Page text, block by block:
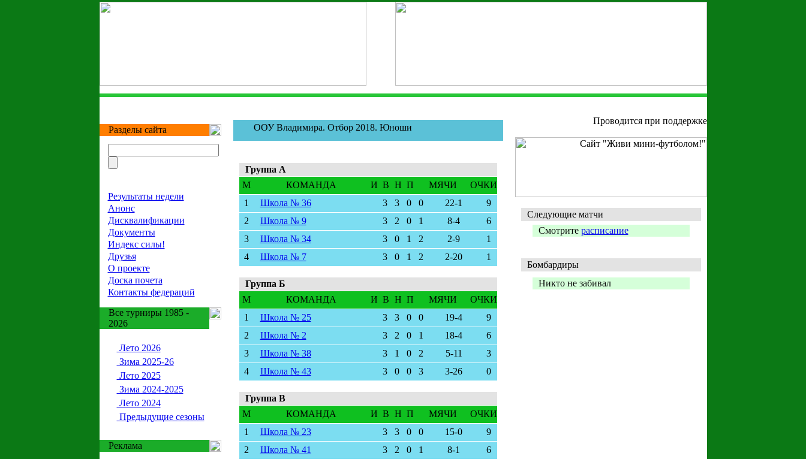
Разделы сайта
Результаты недели
Анонс
Дисквалификации
Документы
Индекс силы!
Друзья
О проекте
Доска почета
Контакты федераций
Все турниры 1985 -
2026
Лето 2026
Зима 2025-26
Лето 2025
Зима 2024-2025
Лето 2024
Предыдущие сезоны
Реклама
ООУ Владимира. Отбор 2018. Юноши
Группа А
M
КОМАНДА И В Н П МЯЧИ
ОЧКИ
1
Школа № 36 3 3 0 0 22-1
9
2
Школа № 9 3 2 0 1 8-4
6
3
Школа № 34 3 0 1 2 2-9
1
4
Школа № 7 3 0 1 2 2-20 1
Группа Б
M
КОМАНДА И В Н П МЯЧИ
ОЧКИ
1
Школа № 25 3 3 0 0 19-4
9
2
Школа № 2 3 2 0 1 18-4
6
3
Школа № 38 3 1 0 2 5-11
3
4
Школа № 43 3 0 0 3 3-26 0
Группа В
M
КОМАНДА И В Н П МЯЧИ
ОЧКИ
1
Школа № 23 3 3 0 0 15-0
9
2
Школа № 41 3 2 0 1 8-1
6
Проводится при поддержке
Следующие матчи
Смотрите расписание
Бомбардиры
Никто не забивал